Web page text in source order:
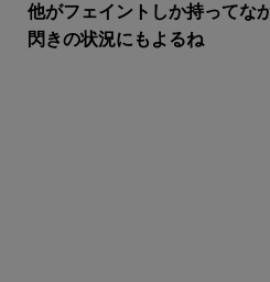
他がフェイントしか持ってな
閃きの状況にもよるね